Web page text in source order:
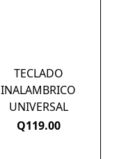
TECLADO
INALAMBRICO
UNIVERSAL
Q119.00